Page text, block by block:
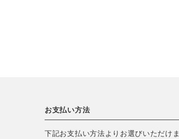
お支払い方法
下記お支払い方法よりお選びいただけま